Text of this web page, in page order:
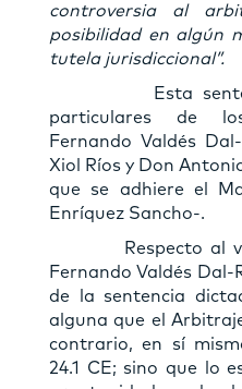
controversia al
posibilidad en algún
tutela jurisdiccional”.
Esta
particulares de
Fernando Valdés
Xiol Ríos y Don
que se adhiere el
Enríquez Sancho-.
Respecto al
Fernando Valdés Dal-
de la sentencia
alguna que el
contrario, en sí
24.1 CE; sino que lo